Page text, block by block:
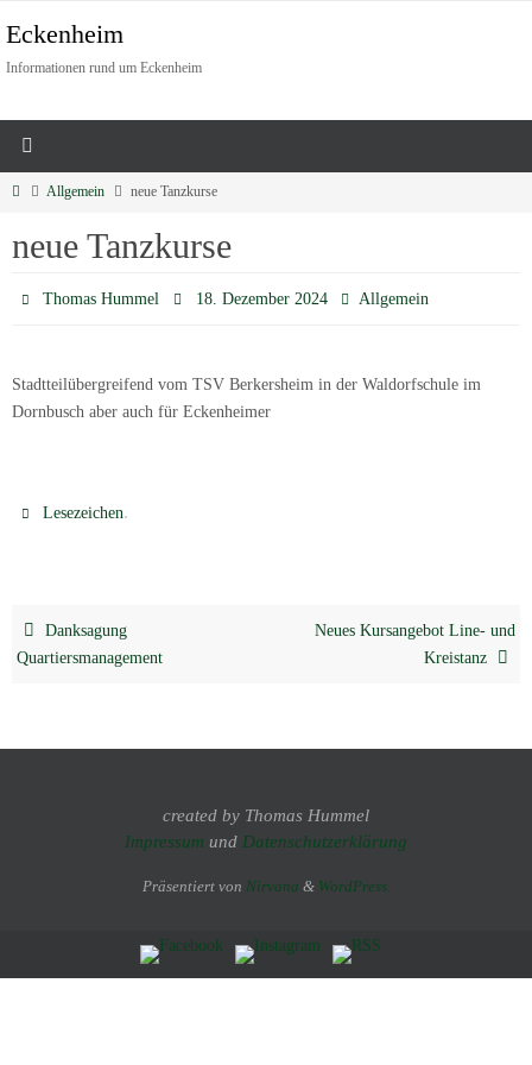
Eckenheim
Informationen rund um Eckenheim
Allgemein neue Tanzkurse
neue Tanzkurse
Thomas Hummel 18. Dezember 2024 Allgemein
Stadtteilübergreifend vom TSV Berkersheim in der Waldorfschule im
Dornbusch aber auch für Eckenheimer
Lesezeichen.
Danksagung
Quartiersmanagement
Neues Kursangebot Line- und
Kreistanz
created by Thomas Hummel
Impressum und Datenschutzerklärung
Präsentiert von Nirvana & WordPress.